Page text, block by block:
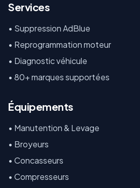
Services
• Suppression AdBlue
• Reprogrammation moteur
• Diagnostic véhicule
• 80+ marques supportées
Équipements
• Manutention & Levage
• Broyeurs
• Concasseurs
• Compresseurs